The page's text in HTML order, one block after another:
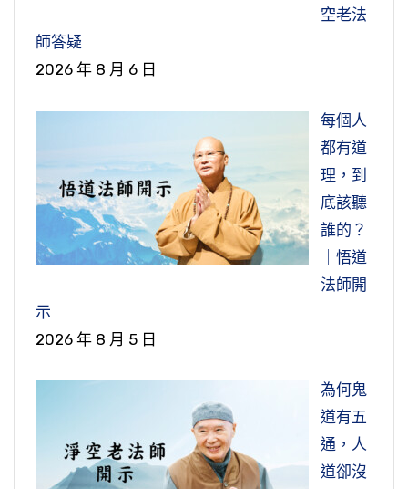
空老法
師答疑
2026 年 8 月 6 日
每個人
都有道
理，到
底該聽
誰的？
｜悟道
法師開
示
2026 年 8 月 5 日
為何鬼
道有五
通，人
道卻沒